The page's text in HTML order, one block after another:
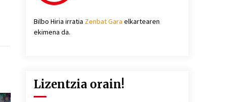
Bilbo Hiria irratia Zenbat Gara elkartearen
ekimena da.
Lizentzia orain!